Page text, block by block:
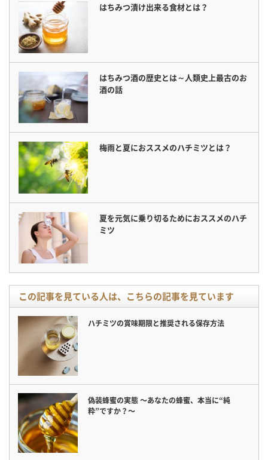
はちみつ漬け出来る食材とは？
はちみつ酒の歴史とは～人類史上最古のお
酒の話
梅雨と夏におススメのハチミツとは？
夏を元気に乗り切るためにおススメのハチ
ミツ
この記事を見ている人は、こちらの記事を見ています
ハチミツの賞味期限と推奨される保存方法
偽装蜂蜜の実態 〜あなたの蜂蜜、本当に“純
粋”ですか？〜